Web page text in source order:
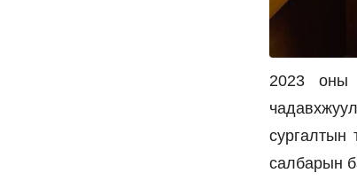
2023 оны
сургалтын
салбарын